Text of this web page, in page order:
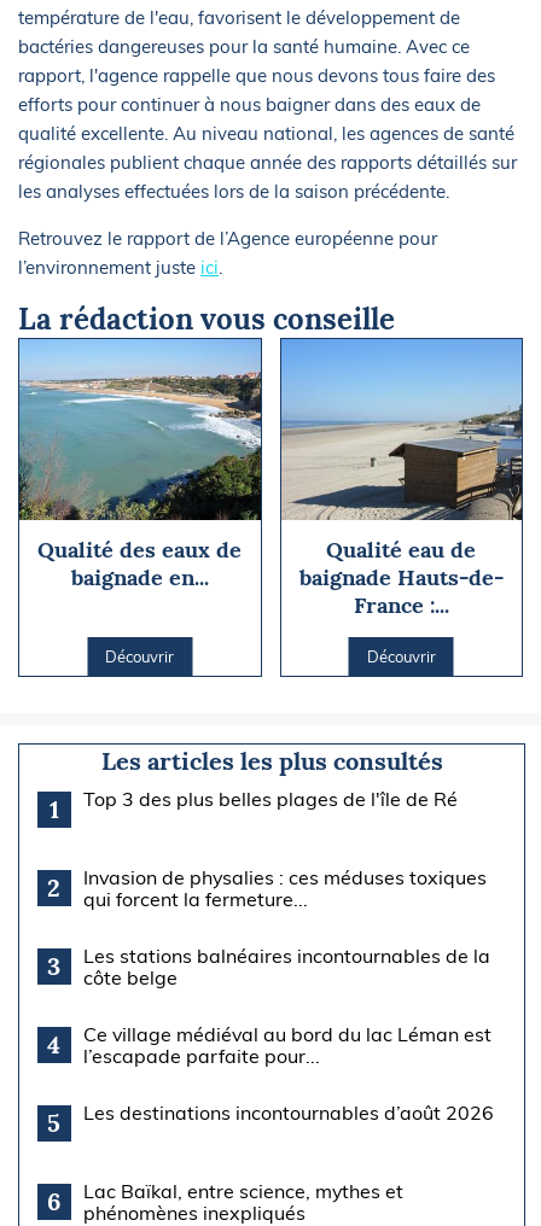
température de l'eau, favorisent le développement de
bactéries dangereuses pour la santé humaine. Avec ce
rapport, l'agence rappelle que nous devons tous faire des
efforts pour continuer à nous baigner dans des eaux de
qualité excellente. Au niveau national, les agences de santé
régionales publient chaque année des rapports détaillés sur
les analyses effectuées lors de la saison précédente.
Retrouvez le rapport de l’Agence européenne pour
l’environnement juste ici.
La rédaction vous conseille
Qualité des eaux de
baignade en...
Découvrir
Qualité eau de
baignade Hauts-de-
France :...
Découvrir
Les articles les plus consultés
1
Top 3 des plus belles plages de l'île de Ré
2
Invasion de physalies : ces méduses toxiques
qui forcent la fermeture...
3
Les stations balnéaires incontournables de la
côte belge
4
Ce village médiéval au bord du lac Léman est
l’escapade parfaite pour...
5 Les destinations incontournables d’août 2026
6
Lac Baïkal, entre science, mythes et
phénomènes inexpliqués